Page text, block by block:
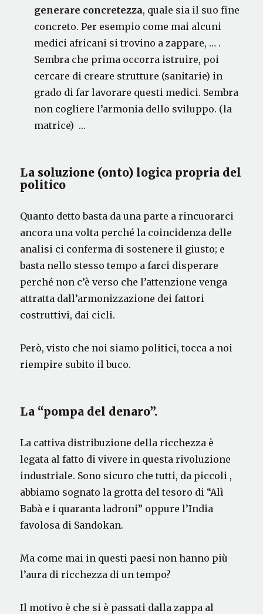
generare concretezza, quale sia il suo fine
concreto. Per esempio come mai alcuni
medici africani si trovino a zappare, … .
Sembra che prima occorra istruire, poi
cercare di creare strutture (sanitarie) in
grado di far lavorare questi medici. Sembra
non cogliere l’armonia dello sviluppo. (la
matrice) …
La soluzione (onto) logica propria del
politico
Quanto detto basta da una parte a rincuorarci
ancora una volta perché la coincidenza delle
analisi ci conferma di sostenere il giusto; e
basta nello stesso tempo a farci disperare
perché non c’è verso che l’attenzione venga
attratta dall’armonizzazione dei fattori
costruttivi, dai cicli.
Però, visto che noi siamo politici, tocca a noi
riempire subito il buco.
La “pompa del denaro”.
La cattiva distribuzione della ricchezza è
legata al fatto di vivere in questa rivoluzione
industriale. Sono sicuro che tutti, da piccoli ,
abbiamo sognato la grotta del tesoro di “Alì
Babà e i quaranta ladroni” oppure l’India
favolosa di Sandokan.
Ma come mai in questi paesi non hanno più
l’aura di ricchezza di un tempo?
Il motivo è che si è passati dalla zappa al